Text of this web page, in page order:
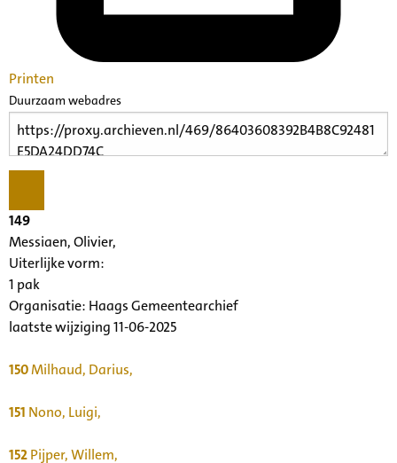
Printen
Duurzaam webadres
149
Messiaen, Olivier,
Uiterlijke vorm:
1 pak
Organisatie: Haags Gemeentearchief
laatste wijziging 11-06-2025
150Milhaud, Darius,
151 Nono, Luigi,
152Pijper, Willem,